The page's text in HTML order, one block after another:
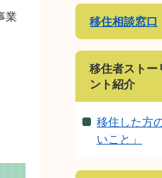
業 移住相談窓口
移住者ストー
ント紹介
移住した方
いこと」